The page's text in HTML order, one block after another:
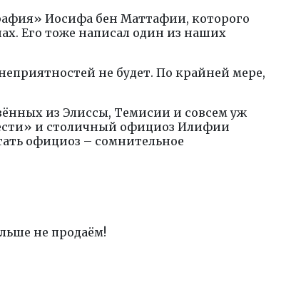
Иосифа бен Маттафии, которого
Его тоже написал один из наших
не будет. По крайней мере,
из Элиссы, Темисии и совсем уж
и столичный официоз Илифии
официоз – сомнительное
не продаём!